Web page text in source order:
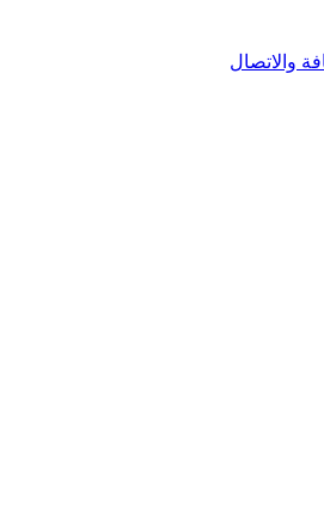
والاتصال